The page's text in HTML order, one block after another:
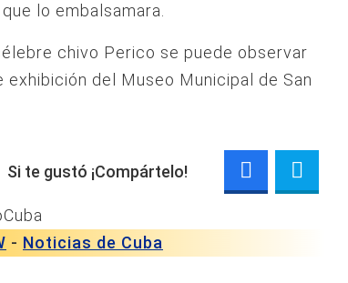
lo embalsamara.
chivo Perico se puede observar
exhibición del Museo Municipal de San
Si te gustó ¡Compártelo!
- Noticias de Cuba